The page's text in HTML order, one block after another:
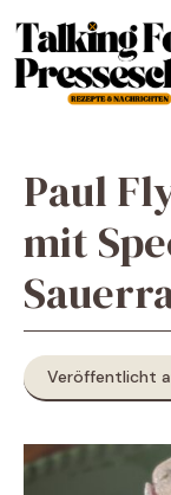
Inhalt
springen
Paul
mit
Veröffentlicht